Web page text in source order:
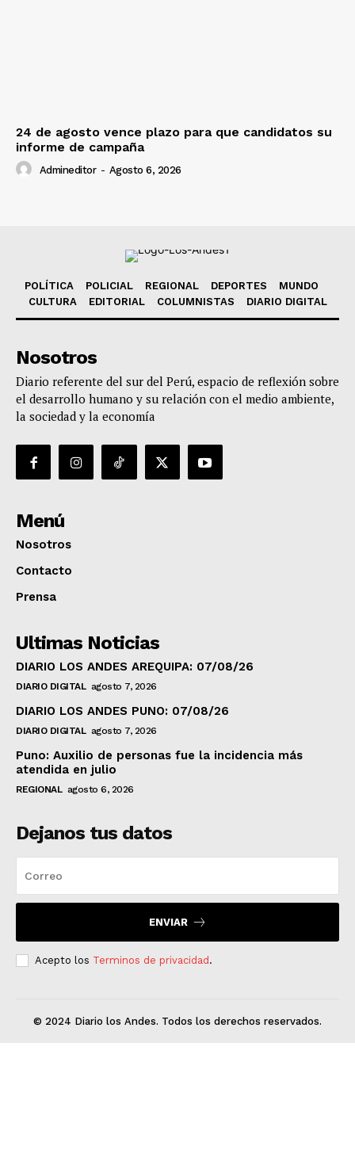
24 de agosto vence plazo para que candidatos su
informe de campaña
Admineditor - Agosto 6, 2026
POLÍTICA POLICIAL REGIONAL DEPORTES
MUNDO
CULTURA
EDITORIAL COLUMNISTAS DIARIO DIGITAL
Nosotros
Diario referente del sur del Perú, espacio de reflexión sobre
el desarrollo humano y su relación con el medio ambiente,
la sociedad y la economía
Menú
Nosotros
Contacto
Prensa
Ultimas Noticias
DIARIO LOS ANDES AREQUIPA: 07/08/26
DIARIO DIGITAL agosto 7, 2026
DIARIO LOS ANDES PUNO: 07/08/26
DIARIO DIGITAL agosto 7, 2026
Puno: Auxilio de personas fue la incidencia más
atendida en julio
REGIONAL agosto 6, 2026
Dejanos tus datos
ENVIAR
Acepto los Terminos de privacidad .
© 2024 Diario los Andes. Todos los derechos reservados.